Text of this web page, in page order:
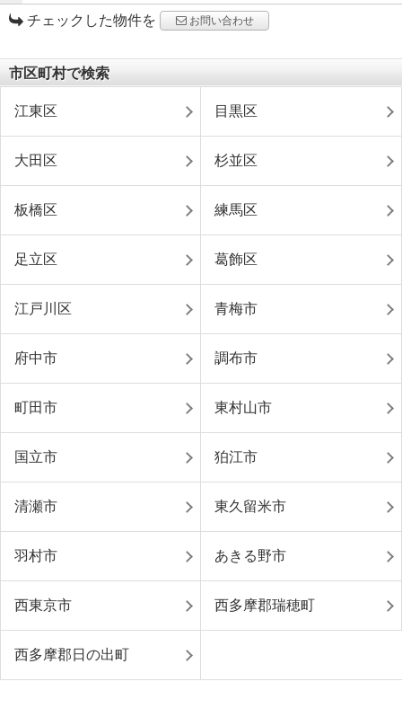
チェックした物件を お問い合わせ
市区町村で検索
江東区 目黒区
大田区 杉並区
板橋区 練馬区
足立区 葛飾区
江戸川区 青梅市
府中市 調布市
町田市 東村山市
国立市 狛江市
清瀬市 東久留米市
羽村市 あきる野市
西東京市 西多摩郡瑞穂町
西多摩郡日の出町